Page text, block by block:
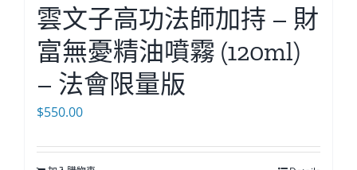
雲文子高功法師加持 – 財
富無憂精油噴霧 (120ml)
– 法會限量版
$550.00